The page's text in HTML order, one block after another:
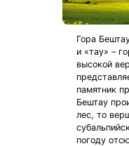
Гора
и «тау» –
высокой
памятник
Бештау
лес, то
погоду